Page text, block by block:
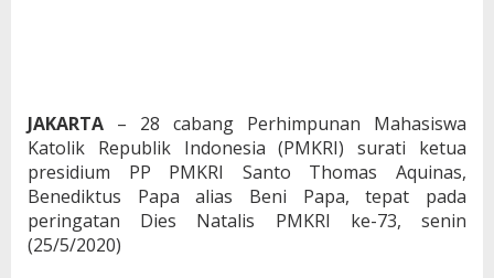
JAKARTA – 28 cabang Perhimpunan Mahasiswa
Katolik Republik Indonesia (PMKRI) surati ketua
presidium PP PMKRI Santo Thomas Aquinas,
Benediktus Papa alias Beni Papa, tepat pada
peringatan Dies Natalis PMKRI ke-73, senin
(25/5/2020)